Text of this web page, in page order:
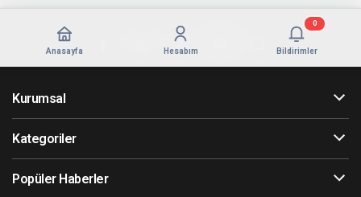
Anasayfa Hesabım Bildirimler
0
Kurumsal
Kategoriler
Popüler Haberler